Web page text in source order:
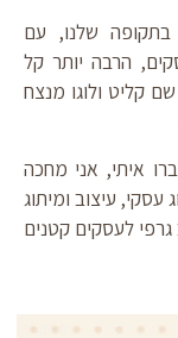
בתקופה שלנו, עם
הרבה יותר קל
קליט ולוגו מנצח
איתי, אני מחכה
עסקי, עיצוב ומיתוג
גרפי לעסקים קטנים